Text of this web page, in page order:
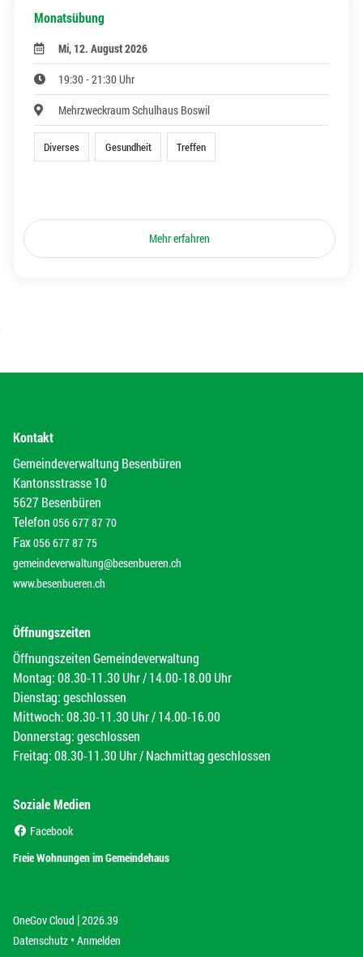
Monatsübung
Mi, 12. August 2026
19:30 - 21:30 Uhr
Mehrzweckraum Schulhaus Boswil
Diverses Gesundheit Treffen
Mehr erfahren
Kontakt
Gemeindeverwaltung Besenbüren
Kantonsstrasse 10
5627 Besenbüren
Telefon 056 677 87 70
Fax056 677 87 75
gemeindeverwaltung@besenbueren.ch
www.besenbueren.ch
Öffnungszeiten
Öffnungszeiten Gemeindeverwaltung
Montag: 08.30-11.30 Uhr / 14.00-18.00 Uhr
Dienstag: geschlossen
Mittwoch: 08.30-11.30 Uhr / 14.00-16.00
Donnerstag: geschlossen
Freitag: 08.30-11.30 Uhr / Nachmittag geschlossen
Soziale Medien
Facebook
Freie Wohnungen im Gemeindehaus
OneGov Cloud (External Link)
|2026.39
Datenschutz (External Link)
Anmelden